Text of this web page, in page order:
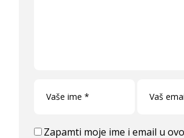
Zapamti moje ime i email u